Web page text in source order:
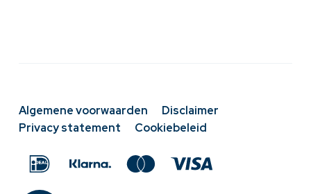
Algemene voorwaarden
Disclaimer
Privacy statement
Cookiebeleid